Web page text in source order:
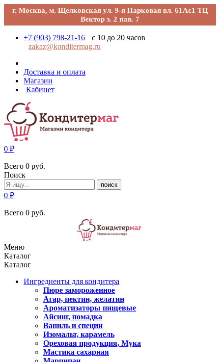
г. Москва, м. Щелковская ул. 9-я Парковая вл. 61Ас1 ТЦ
Вектор э. 2 пав. 7
+7 (903) 798-21-16
с 10 до 20 часов
zakaz@konditermag.ru
Доставка и оплата
Магазин
Кабинет
0 ₽
Всего 0 руб.
Поиск
поиск
0 ₽
Всего 0 руб.
Меню
Каталог
Каталог
Ингредиенты для кондитера
Пюре замороженное
Агар, пектин, желатин
Ароматизаторы пищевые
Айсинг, помадка
Ваниль и специи
Изомальт, карамель
Ореховая продукция, Мука
Мастика сахарная